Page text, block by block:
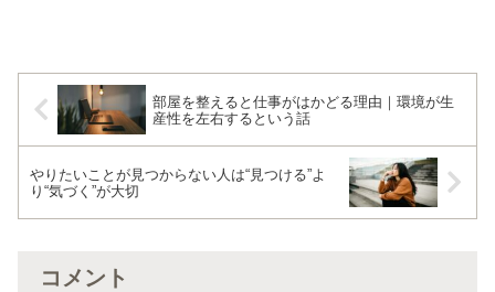
部屋を整えると仕事がはかどる理由｜環境が生
産性を左右するという話
やりたいことが見つからない人は“見つける”よ
り“気づく”が大切
コメント